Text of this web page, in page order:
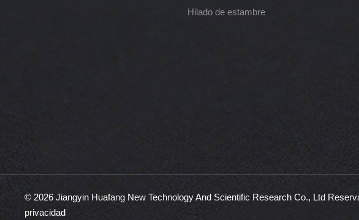
Hilado de estambre
© 2026 Jiangyin Huafang New Technology And Scientific Research Co., Ltd
privacidad